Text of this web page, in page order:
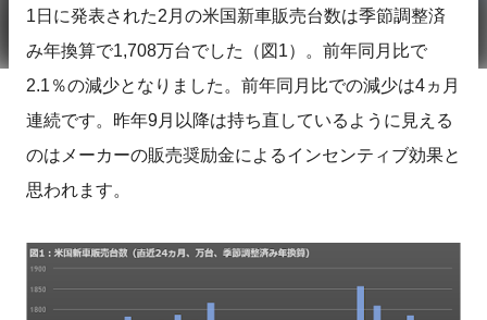
1日に発表された2月の米国新車販売台数は季節調整済
み年換算で1,708万台でした（図1）。前年同月比で
2.1％の減少となりました。前年同月比での減少は4ヵ月
連続です。昨年9月以降は持ち直しているように見える
のはメーカーの販売奨励金によるインセンティブ効果と
思われます。